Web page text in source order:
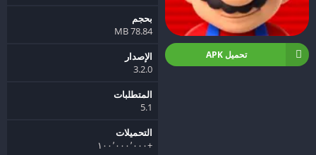
تحميل APK
بحجم
78.84 MB
الإصدار
3.2.0
المتطلبات
5.1
التحميلات
+١٠٠٬٠٠٠٬٠٠٠